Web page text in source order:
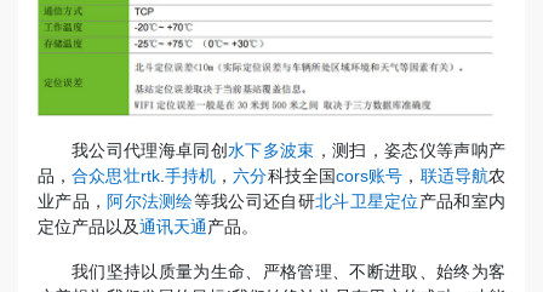
我公司代理海卓同创水下多波束 ，测扫，姿态仪等声呐产
品，合众思壮rtk. 手持机 ，六分科技全国cors账号 ， 联适导航农
业产品， 阿尔法测绘等我公司还自研北斗卫星定位产品和室内
定位产品以及通讯天通产品。
我们坚持以质量为生命、严格管理、不断进取、始终为客